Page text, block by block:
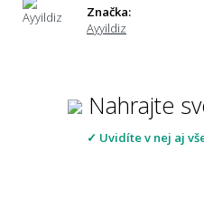
Značka:
Ayyildiz
Nahrajte
✓ Uvidíte v nej aj